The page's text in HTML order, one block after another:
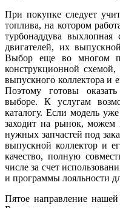
При покупке следует
топлива, на котором
турбонаддува
двигателей, их
Выбор еще во многом
конструкционной схемой,
выпускного коллектора и
Поэтому готовы
выборе. К услугам
каталогу. Если модель
заходит на рынок, можем
нужных запчастей под
выпускной коллектор и
качество, полную
числе за счет
и программы лояльности
Пятое направление нашей